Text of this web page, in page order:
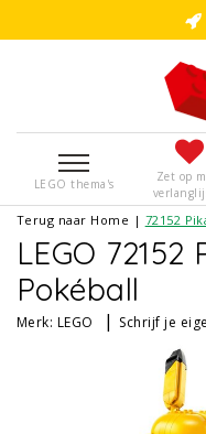
LEGO thema's
Zet op
Terug naar Home | 72152
LEGO 72152
Pokéball
Merk: LEGO | Schrijf je